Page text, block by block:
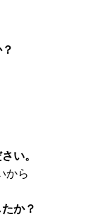
い。
から
か？